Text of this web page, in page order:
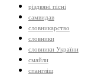
різдвяні пісні
самвидав
словникарство
словники
словники України
смайли
спангліш